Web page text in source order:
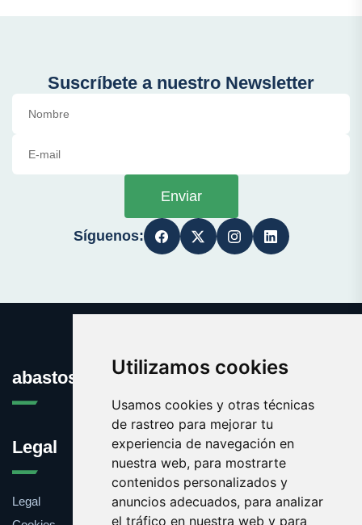
Utilizamos cookies
Usamos cookies y otras técnicas
de rastreo para mejorar tu
experiencia de navegación en
nuestra web, para mostrarte
contenidos personalizados y
anuncios adecuados, para analizar
el tráfico en nuestra web y para
Suscríbete a nuestro Newsletter
Enviar
Síguenos:
abastos.es
Legal
Legal